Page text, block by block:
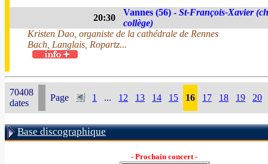
20:30
Vannes (56) - St-François-Xavier
collège)
Kristen Dao, organiste de la cathédrale de Rennes
Bach, Langlais, Ropartz...
70408
dates
Page 1 ... 12 13 14 15 16 17 18 19 20
Base discographique
- Prochain concert -